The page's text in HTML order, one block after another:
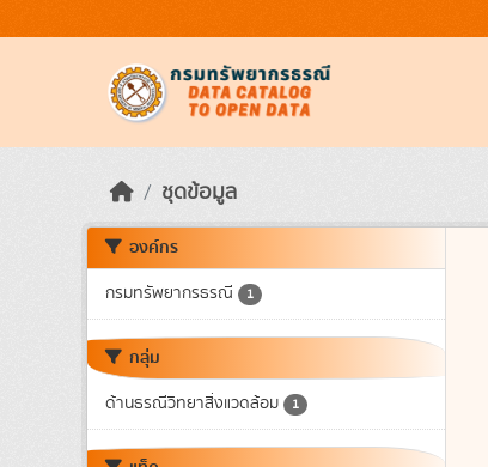
ชุดข้อมูล
องค์กร
กรมทรัพยากรธรณี 1
กลุ่ม
ด้านธรณีวิทยาสิ่งแวดล้อม 1